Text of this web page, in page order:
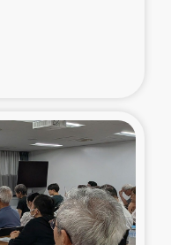
業復興支援
援
ィア日誌